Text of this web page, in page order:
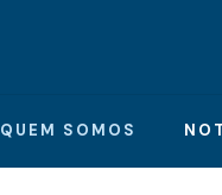
QUEM SOMOS